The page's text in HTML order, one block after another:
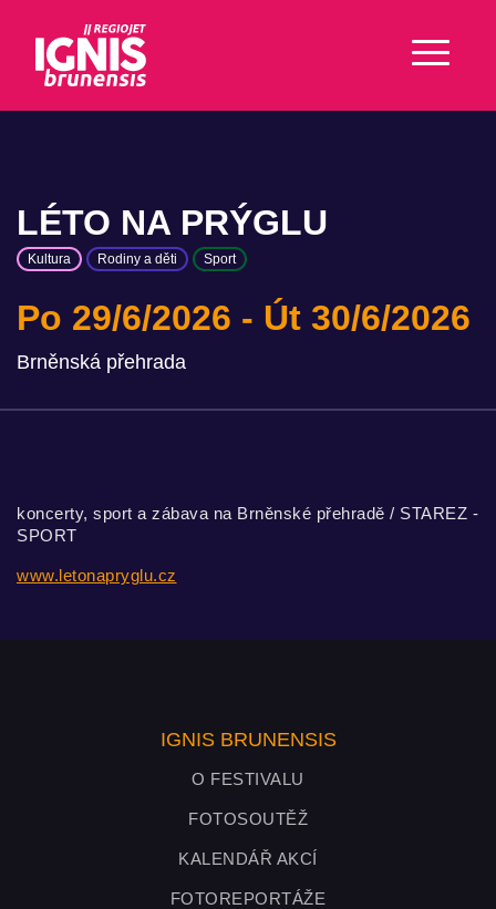
LÉTO NA PRÝGLU
Kultura Rodiny a děti Sport
Po 29/6/2026 Út 30/6/2026
Brněnská přehrada
koncerty, sport a zábava na Brněnské přehradě / STAREZ -
SPORT
www.letonapryglu.cz
IGNIS BRUNENSIS
O FESTIVALU
FOTOSOUTĚŽ
KALENDÁŘ AKCÍ
FOTOREPORTÁŽE